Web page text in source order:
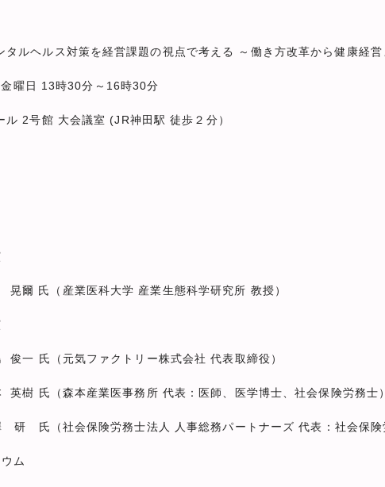
ルヘルス対策を経営課題の視点で考える ～働き方改革から健康経営
曜日 13時30分～16時30分
2号館 大会議室 (JR神田駅 徒歩２分）
大学 産業生態科学研究所 教授）
クトリー株式会社 代表取締役）
事務所 代表：医師、医学博士、社会保険労務士）
士法人 人事総務パートナーズ 代表：社会保険労